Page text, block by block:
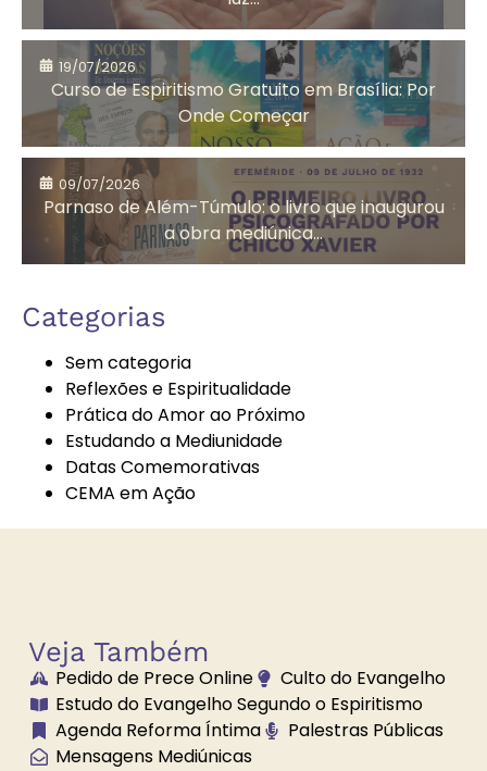
Arrependimento
Artesanato
Solidário
Assistência
Social
Auta de Souza
Autoconhecimento
Bazar
Beneficente
Brilhe a Vossa
Luz
Bússola
Espiritual
19/07/2026
Curso de Espiritismo Gratuito em Brasília: Por
Onde Começar
09/07/2026
Parnaso de Além-Túmulo: o livro que inaugurou
a obra mediúnica...
Categorias
Sem categoria
Reflexões e Espiritualidade
Prática do Amor ao Próximo
Estudando a Mediunidade
Datas Comemorativas
CEMA em Ação
Veja Também
Pedido de Prece Online
Culto do Evangelho
Estudo do Evangelho Segundo o Espiritismo
Agenda Reforma Íntima
Palestras Públicas
Mensagens Mediúnicas